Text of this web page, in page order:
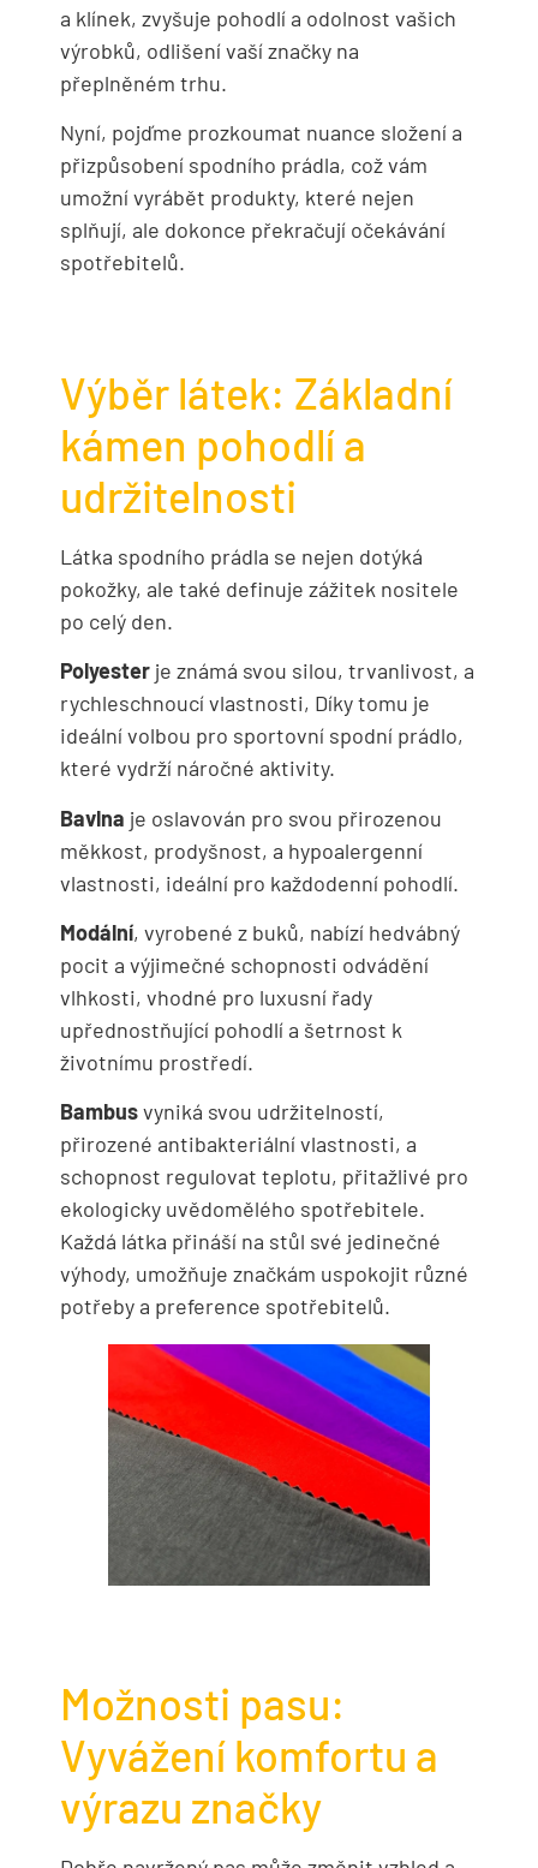
a klínek, zvyšuje pohodlí a odolnost vašich
výrobků, odlišení vaší značky na
přeplněném trhu.
Nyní, pojďme prozkoumat nuance složení a
přizpůsobení spodního prádla, což vám
umožní vyrábět produkty, které nejen
splňují, ale dokonce překračují očekávání
spotřebitelů.
Výběr látek: Základní
kámen pohodlí a
udržitelnosti
Látka spodního prádla se nejen dotýká
pokožky, ale také definuje zážitek nositele
po celý den.
Polyester je známá svou silou, trvanlivost, a
rychleschnoucí vlastnosti, Díky tomu je
ideální volbou pro sportovní spodní prádlo,
které vydrží náročné aktivity.
Bavlna je oslavován pro svou přirozenou
měkkost, prodyšnost, a hypoalergenní
vlastnosti, ideální pro každodenní pohodlí.
Modální, vyrobené z buků, nabízí hedvábný
pocit a výjimečné schopnosti odvádění
vlhkosti, vhodné pro luxusní řady
upřednostňující pohodlí a šetrnost k
životnímu prostředí.
Bambusvyniká svou udržitelností,
přirozené antibakteriální vlastnosti, a
schopnost regulovat teplotu, přitažlivé pro
ekologicky uvědomělého spotřebitele.
Každá látka přináší na stůl své jedinečné
výhody, umožňuje značkám uspokojit různé
potřeby a preference spotřebitelů.
Možnosti pasu:
Vyvážení komfortu a
výrazu značky